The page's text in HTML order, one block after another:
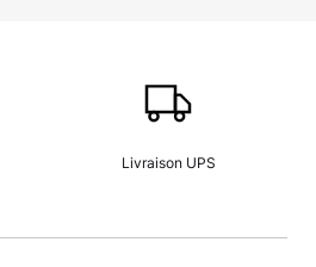
Livraison UPS